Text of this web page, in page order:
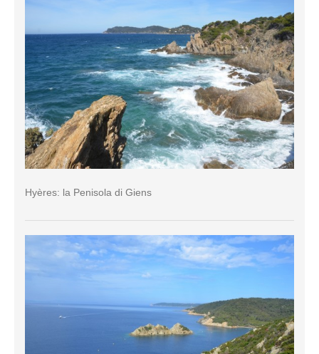
Hyères: la Penisola di Giens